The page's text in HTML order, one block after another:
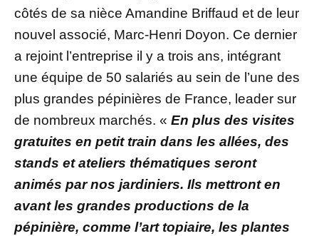
côtés de sa nièce Amandine Briffaud et de leur
nouvel associé, Marc-Henri Doyon. Ce dernier
a rejoint l’entreprise il y a trois ans, intégrant
une équipe de 50 salariés au sein de l’une des
plus grandes pépinières de France, leader sur
de nombreux marchés. « En plus des visites
gratuites en petit train dans les allées, des
stands et ateliers thématiques seront
animés par nos jardiniers. Ils mettront en
avant les grandes productions de la
pépinière, comme l’art topiaire, les plantes